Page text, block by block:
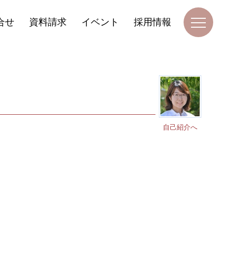
せ 資料請求 イベント 採用情報
自己紹介へ